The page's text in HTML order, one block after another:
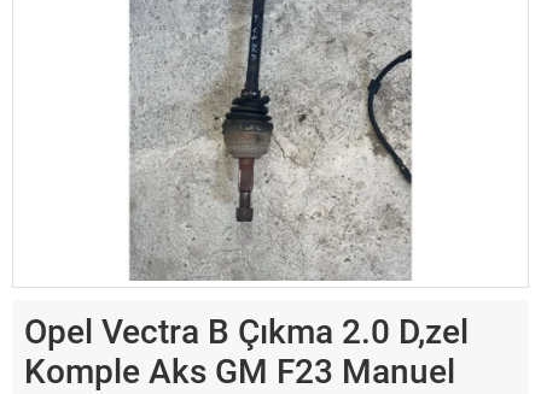
Opel Vectra B Çıkma 2.0 D,zel
Komple Aks GM F23 Manuel